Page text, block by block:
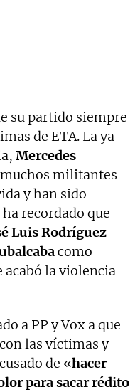
su partido siempre
de ETA. La ya
Mercedes
militantes
y han sido
recordado que
Luis Rodríguez
como
la violencia
a PP y Vox a que
las víctimas y
de «hacer
para sacar rédito